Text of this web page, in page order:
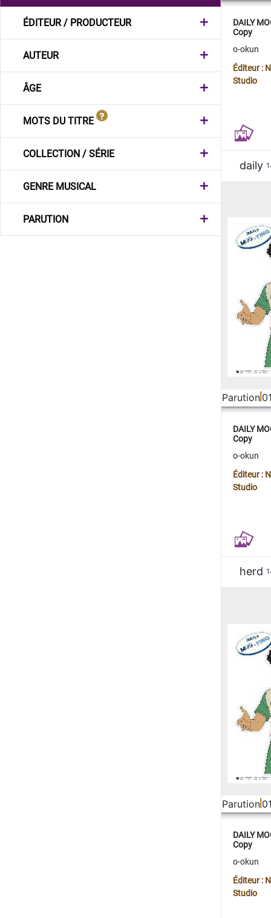
ÉDITEUR / PRODUCTEUR
AUTEUR
ÂGE
MOTS DU TITRE
COLLECTION / SÉRIE
GENRE MUSICAL
PARUTION
DAILY
Copy
o-okun
Éditeur :
Studio
daily
Parution
DAILY
Copy
o-okun
Éditeur :
Studio
herd
Parution
DAILY
Copy
o-okun
Éditeur :
Studio